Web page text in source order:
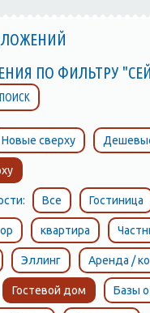
ПО ФИЛЬТРУ
Новые сверху
Все Гостиница
квартира
Эллинг Аренда /
Гостевой дом Базы